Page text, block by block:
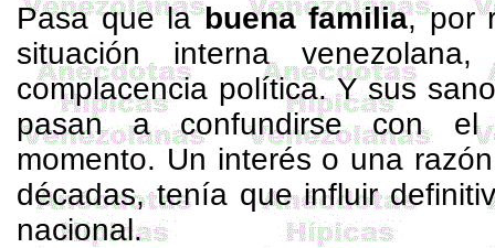
Pasa que labuena familia, por
situación interna
complacencia política. Y sus
pasan a confundirse con
momento. Un interés o una
décadas, tenía que influir
nacional.